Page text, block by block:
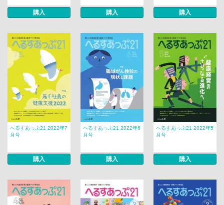
購入 購入 購入
へるすあっぷ21 2022年7
月号
購入
へるすあっぷ21 2022年6
月号
購入
へるすあっぷ21 2022年5
月号
購入